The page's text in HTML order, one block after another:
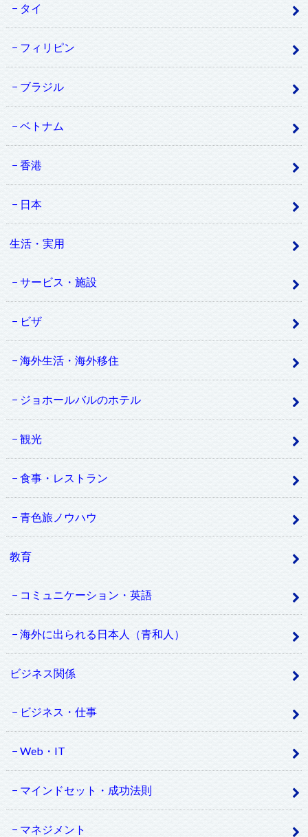
タイ
フィリピン
ブラジル
ベトナム
香港
日本
生活・実用
サービス・施設
ビザ
海外生活・海外移住
ジョホールバルのホテル
観光
食事・レストラン
青色旅ノウハウ
教育
コミュニケーション・英語
海外に出られる日本人（青和人）
ビジネス関係
ビジネス・仕事
Web・IT
マインドセット・成功法則
マネジメント